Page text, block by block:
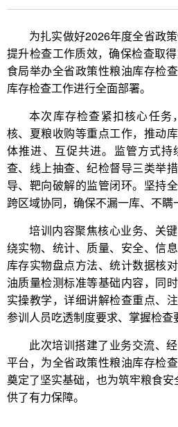
为扎实做好2026年度全省政
提升检查工作质效，确保检查取
食局举办全省政策性粮油库存检
库存检查工作进行全面部署。
本次库存检查紧扣核心任务
核、夏粮收购等重点工作，推动
体推进、互促共进。监管方式
查、线上抽查、纪检督导三类举
导、靶向破解的监管闭环。坚持
跨区域协同，确保不漏一库、不瞒
培训内容聚焦核心业务、关
绕实物、统计、质量、安全、信
库存实物盘点方法、统计数据核
油质量检测标准等基础内容，同
实操教学，详细讲解检查重点、
参训人员吃透制度要求、掌握检查
此次培训搭建了业务交流、
平台，为全省政策性粮油库存检
奠定了坚实基础，也为筑牢粮食安
供了有力保障。